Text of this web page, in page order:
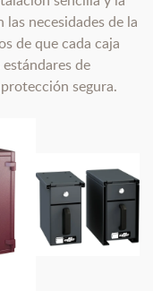
necesidades de la
de que cada caja
de
segura.